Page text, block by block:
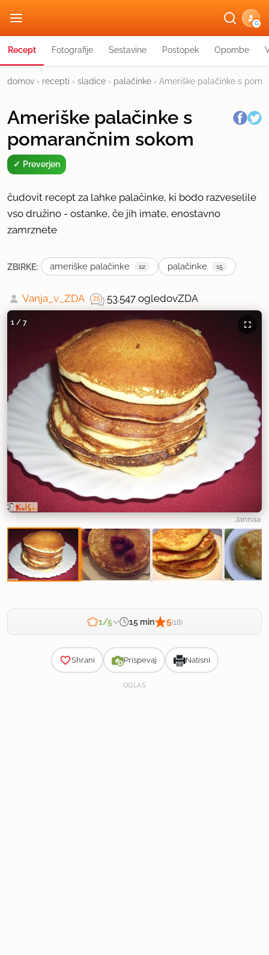
G
Recept Fotografije Sestavine Postopek Opombe
domov › recepti › sladice › palačinke › Ameriške palačinke s
Ameriške palačinke s
pomarančnim sokom
Preverjen
čudovit recept za lahke palačinke, ki bodo razveselile
vso družino - ostanke, če jih imate, enostavno
zamrznete
ZBIRKE: ameriške palačinke 12 palačinke 15
Vanja_v_ZDA 53.547 ogledovZDA
1 / 7
Jannaa
1/5 15 min 5(18)
Shrani Prispevaj Natisni
OGLAS